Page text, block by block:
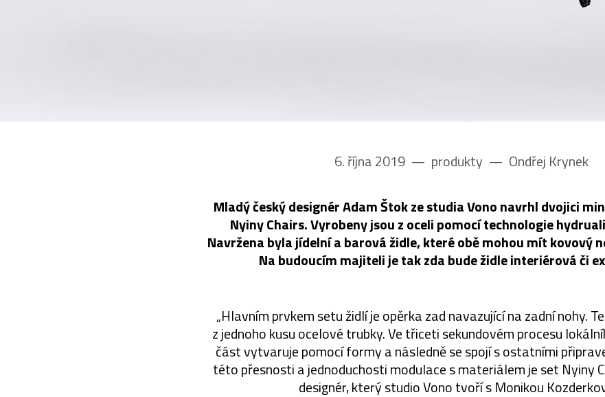
6. října 2019 –– produkty –– Ondřej Krynek
Mladý český designér Adam Štok ze studia Vono navrhl dvojici
Nyiny Chairs. Vyrobeny jsou z oceli pomocí technologie
Navržena byla jídelní a barová židle, které obě mohou mít kovový
Na budoucím majiteli je tak zda bude židle interiérová či
„Hlavním prvkem setu židlí je opěrka zad navazující na zadní nohy.
z jednoho kusu ocelové trubky. Ve třiceti sekundovém procesu
část vytvaruje pomocí formy a následně se spojí s ostatními
této přesnosti a jednoduchosti modulace s materiálem je set Nyiny
designér, který studio Vono tvoří s Monikou